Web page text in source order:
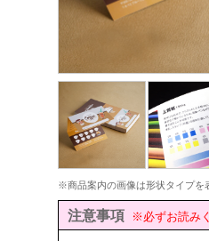
※商品案内の画像は形状タイプを
注意事項 ※必ずお読み